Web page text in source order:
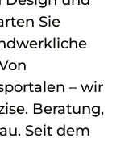
Sie
– wir
Beratung,
Seit dem